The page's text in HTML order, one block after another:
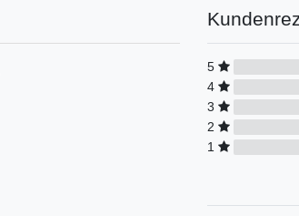
5
4
3
2
1